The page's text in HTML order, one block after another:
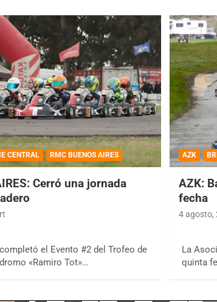
CENTRAL RMC BUENOS AIRES
Cerró una jornada
el Evento #2 del Trofeo de
«Ramiro Tot»…
AZK
AZK:
fecha
4 agosto,
La
quinta